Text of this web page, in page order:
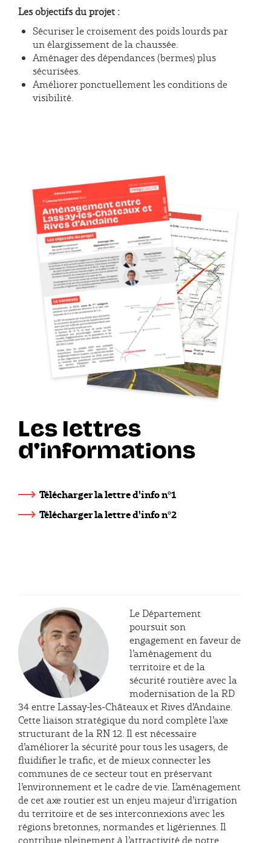
Les objectifs du projet :
Sécuriser le croisement des poids lourds par
un élargissement de la chaussée.
Aménager des dépendances (bermes) plus
sécurisées.
Améliorer ponctuellement les conditions de
visibilité.
Les lettres
d'informations
Télécharger la lettre d'info n°1
Télécharger la lettre d'info n°2
Le Département
poursuit son
engagement en faveur de
l’aménagement du
territoire et de la
sécurité routière avec la
modernisation de la RD
34 entre Lassay-les-Châteaux et Rives d’Andaine.
Cette liaison stratégique du nord complète l’axe
structurant de la RN 12. Il est nécessaire
d’améliorer la sécurité pour tous les usagers, de
fluidifier le trafic, et de mieux connecter les
communes de ce secteur tout en préservant
l’environnement et le cadre de vie. L’aménagement
de cet axe routier est un enjeu majeur d’irrigation
du territoire et de ses interconnexions avec les
régions bretonnes, normandes et ligériennes. Il
contribue pleinement à l’attractivité de notre